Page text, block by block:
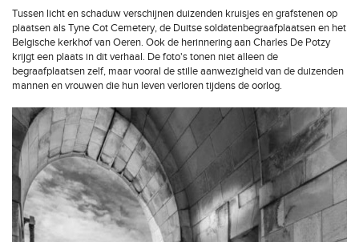
Tussen licht en schaduw verschijnen duizenden kruisjes en grafstenen op
plaatsen als Tyne Cot Cemetery, de Duitse soldatenbegraafplaatsen en het
Belgische kerkhof van Oeren. Ook de herinnering aan Charles De Potzy
krijgt een plaats in dit verhaal. De foto's tonen niet alleen de
begraafplaatsen zelf, maar vooral de stille aanwezigheid van de duizenden
mannen en vrouwen die hun leven verloren tijdens de oorlog.